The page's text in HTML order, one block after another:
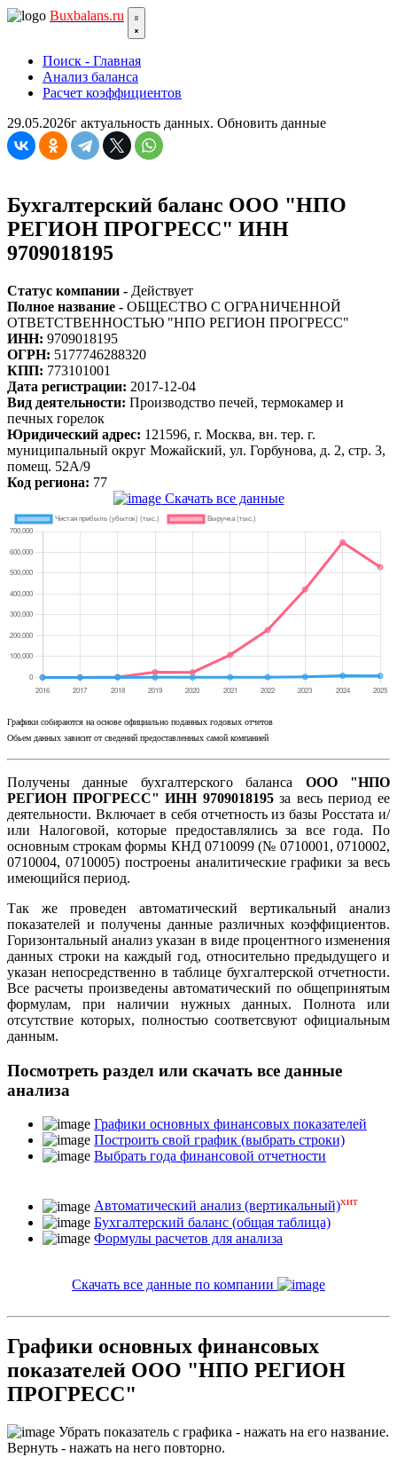
Buxbalans.ru
Поиск - Главная
Анализ баланса
Расчет коэффициентов
29.05.2026г актуальность данных. Обновить данные
Бухгалтерский баланс ООО "НПО
РЕГИОН ПРОГРЕСС" ИНН
9709018195
Статус компании - Действует
Полное название - ОБЩЕСТВО С ОГРАНИЧЕННОЙ
ОТВЕТСТВЕННОСТЬЮ "НПО РЕГИОН ПРОГРЕСС"
ИНН: 9709018195
ОГРН: 5177746288320
КПП: 773101001
Дата регистрации: 2017-12-04
Вид деятельности: Производство печей, термокамер и
печных горелок
Юридический адрес: 121596, г. Москва, вн. тер. г.
муниципальный округ Можайский, ул. Горбунова, д. 2, стр. 3,
помещ. 52А/9
Код региона: 77
Скачать все данные
Графики собираются на основе официально поданных годовых отчетов
Обьем данных зависит от сведений предоставленных самой компанией
Получены данные бухгалтерского баланса ООО "НПО
РЕГИОН ПРОГРЕСС" ИНН 9709018195за весь период ее
деятельности. Включает в себя отчетность из базы Росстата и/
или Налоговой, которые предоставлялись за все года. По
основным строкам формы КНД 0710099 (№ 0710001, 0710002,
0710004, 0710005) построены аналитические графики за весь
имеющийся период.
Так же проведен автоматический вертикальный анализ
показателей и получены данные различных коэффициентов.
Горизонтальный анализ указан в виде процентного изменения
данных строки на каждый год, относительно предыдущего и
указан непосредственно в таблице бухгалтерской отчетности.
Все расчеты произведены автоматический по общепринятым
формулам, при наличии нужных данных. Полнота или
отсутствие которых, полностью соответсвуют официальным
данным.
Посмотреть раздел или скачать все данные
анализа
Графики основных финансовых показателей
Построить свой график (выбрать строки)
Выбрать года финансовой отчетности
Автоматический анализ (вертикальный)хит
Бухгалтерский баланс (общая таблица)
Формулы расчетов для анализа
Скачать все данные по компании
Графики основных финансовых
показателей ООО "НПО РЕГИОН
ПРОГРЕСС"
Убрать показатель с графика - нажать на его название.
Вернуть - нажать на него повторно.